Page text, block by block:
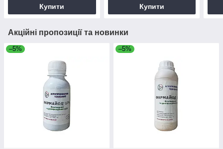
Купити Купити
Акційні пропозиції та новинки
–5% –5%